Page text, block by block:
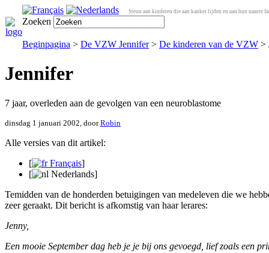
Steun aan kinderen die aan kanker lijden en aan hun naaste
Zoeken
Beginpagina > De VZW Jennifer> De kinderen van de VZW >
Jennifer
7 jaar, overleden aan de gevolgen van een neuroblastome
dinsdag 1 januari 2002, doorRobin
Alle versies van dit artikel:
[
Français]
[
Nederlands]
Temidden van de honderden betuigingen van medeleven die we
zeer geraakt. Dit bericht is afkomstig van haar lerares:
Jenny,
Een mooie September dag heb je je bij ons gevoegd, lief zoals een